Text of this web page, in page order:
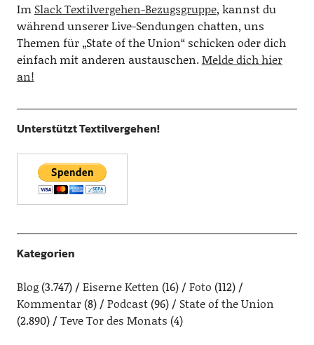
Im Slack Textilvergehen-Bezugsgruppe, kannst du
während unserer Live-Sendungen chatten, uns
Themen für „State of the Union“ schicken oder dich
einfach mit anderen austauschen.Melde dich hier
an!
Unterstützt Textilvergehen!
Kategorien
Blog(3.747) Eiserne Ketten (16) Foto (112)
Kommentar(8) Podcast(96)
State of the Union
(2.890)
Teve Tor des Monats (4)